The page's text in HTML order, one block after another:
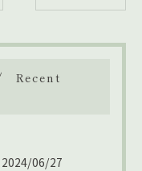
Recent
2024/06/27